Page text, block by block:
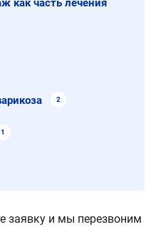
2
1
заявку и мы перезвоним